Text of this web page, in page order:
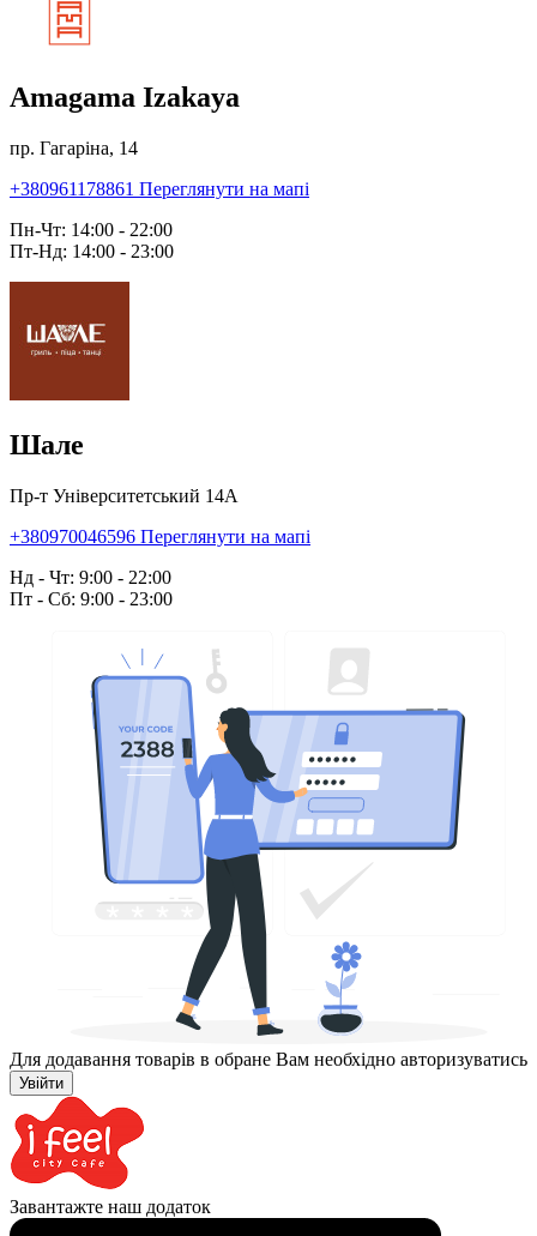
Amagama Izakaya
пр. Гагаріна, 14
+380961178861 Переглянути на мапі
Пн-Чт: 14:00 - 22:00
Пт-Нд: 14:00 - 23:00
Шале
Пр-т Університетський 14А
+380970046596 Переглянути на мапі
Нд - Чт: 9:00 - 22:00
Пт - Сб: 9:00 - 23:00
Для додавання товарів в обране Вам необхідно авторизуватись
Увійти
Завантажте наш додаток